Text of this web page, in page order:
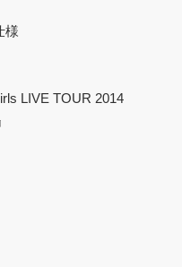
様
LIVE TOUR 2014